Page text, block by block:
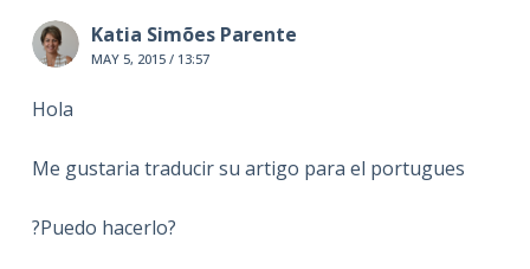
Katia Simões Parente
MAY 5, 2015 / 13:57
Hola
Me gustaria traducir su artigo para el portugues
?Puedo hacerlo?